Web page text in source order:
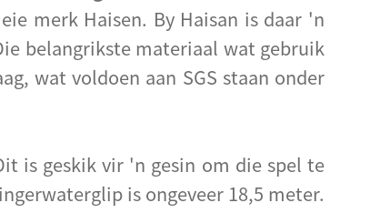
merk Haisen. By Haisan is daar 'n
belangrikste materiaal wat gebruik
wat voldoen aan SGS staan ​​onder
is geskik vir 'n gesin om die spel te
is ongeveer 18,5 meter.